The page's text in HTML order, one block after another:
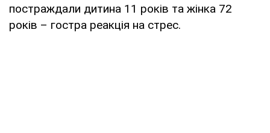
постраждали дитина 11 років та жінка 72
років – гостра реакція на стрес.